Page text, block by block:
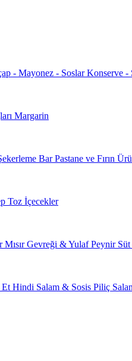
- Mayonez - SoslarKonserve -
Margarin
BarPastane ve Fırın
Toz İçecekler
Mısır Gevreği & YulafPeynir
Hindi Salam & Sosis Piliç